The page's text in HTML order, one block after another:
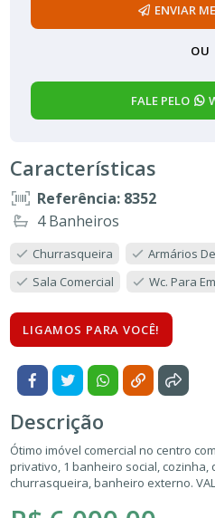
ENVIAR
OU
FALE PELO
Características
Referência: 8352
4 Banheiros
Churrasqueira Armários
Sala Comercial
Wc. Para
LIGAMOS PARA VOCÊ!
Descrição
Ótimo imóvel comercial no centro
privativo, 1 banheiro social, cozinha,
churrasqueira, banheiro externo.